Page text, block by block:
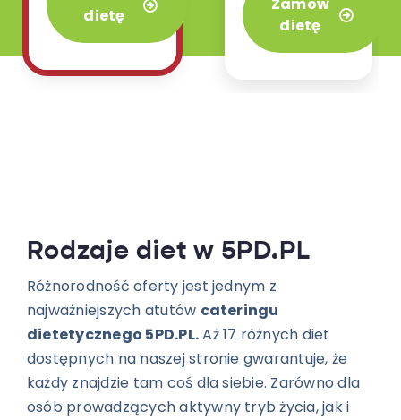
naszej ofercie.
dietę
4 posiłków.
dietę
Rodzaje diet w 5PD.PL
Różnorodność oferty jest jednym z
najważniejszych atutów cateringu
dietetycznego 5PD.PL.Aż 17 różnych diet
dostępnych na naszej stronie gwarantuje, że
każdy znajdzie tam coś dla siebie. Zarówno dla
osób prowadzących aktywny tryb życia, jak i